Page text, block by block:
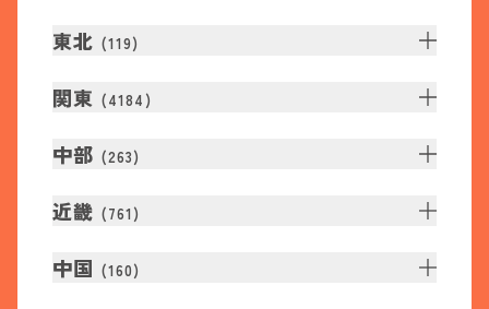
東北 (119)
関東 (4184 )
中部 (263)
近畿 (761 )
中国 (160)